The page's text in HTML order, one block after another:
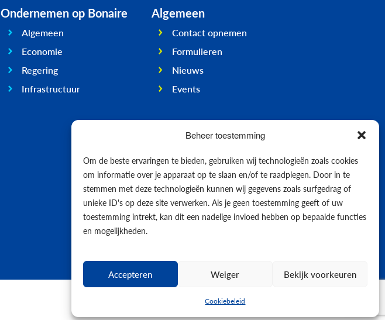
Beheer toestemming
Om de beste ervaringen te bieden, gebruiken wij technologieën zoals cookies
om informatie over je apparaat op te slaan en/of te raadplegen. Door in te
stemmen met deze technologieën kunnen wij gegevens zoals surfgedrag of
unieke ID's op deze site verwerken. Als je geen toestemming geeft of uw
toestemming intrekt, kan dit een nadelige invloed hebben op bepaalde functies
en mogelijkheden.
Accepteren Weiger Bekijk voorkeuren
Cookiebeleid
Ondernemen op Bonaire
Algemeen
Economie
Regering
Infrastructuur
Algemeen
Contact opnemen
Formulieren
Nieuws
Events
© 2026